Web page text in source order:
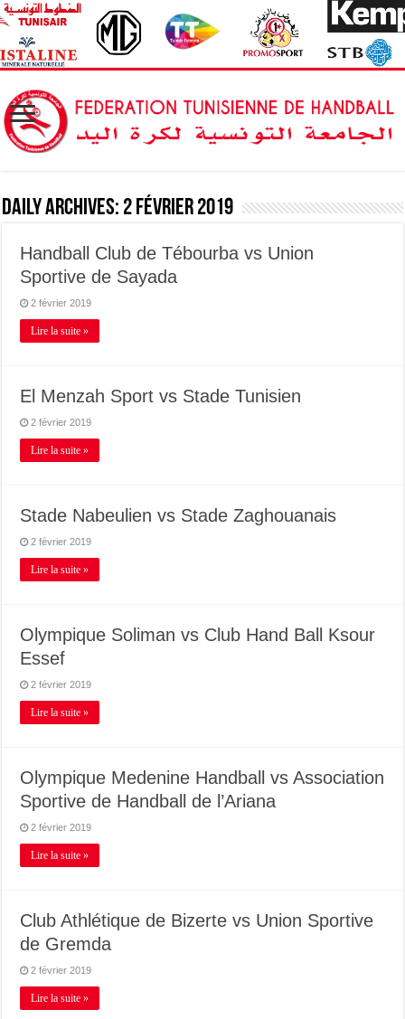
Daily Archives: 2 février 2019
Handball Club de Tébourba vs Union
Sportive de Sayada
2 février 2019
Lire la suite »
El Menzah Sport vs Stade Tunisien
2 février 2019
Lire la suite »
Stade Nabeulien vs Stade Zaghouanais
2 février 2019
Lire la suite »
Olympique Soliman vs Club Hand Ball Ksour
Essef
2 février 2019
Lire la suite »
Olympique Medenine Handball vs Association
Sportive de Handball de l’Ariana
2 février 2019
Lire la suite »
Club Athlétique de Bizerte vs Union Sportive
de Gremda
2 février 2019
Lire la suite »